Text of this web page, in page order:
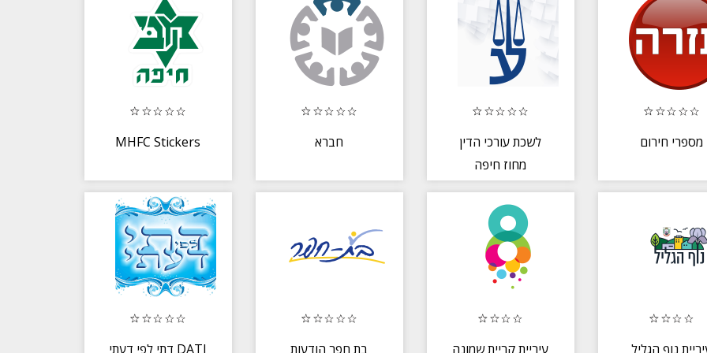
MHFC Stickers חברא
לשכת עורכי הדין
מחוז חיפה
מספרי חירום
דתי לפי דעתי DATI בת חפר הודעות עיריית קריית שמונה נוף הגליל